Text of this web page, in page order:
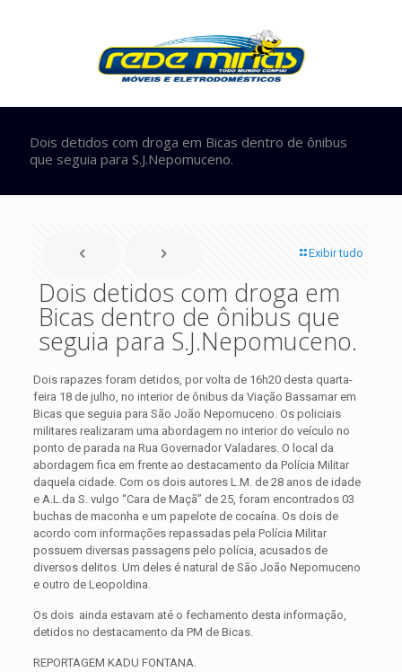
Dois detidos com droga em Bicas dentro de ônibus
que seguia para S.J.Nepomuceno.
Exibir tudo
Dois detidos com droga em
Bicas dentro de ônibus que
seguia para S.J.Nepomuceno.
Dois rapazes foram detidos, por volta de 16h20 desta quarta-
feira 18 de julho, no interior de ônibus da Viação Bassamar em
Bicas que seguia para São João Nepomuceno. Os policiais
militares realizaram uma abordagem no interior do veículo no
ponto de parada na Rua Governador Valadares. O local da
abordagem fica em frente ao destacamento da Polícia Militar
daquela cidade. Com os dois autores L.M. de 28 anos de idade
e A.L.da S. vulgo “Cara de Maçã” de 25, foram encontrados 03
buchas de maconha e um papelote de cocaína. Os dois de
acordo com informações repassadas pela Polícia Militar
possuem diversas passagens pelo polícia, acusados de
diversos delitos. Um deles é natural de São João Nepomuceno
e outro de Leopoldina.
Os dois ainda estavam até o fechamento desta informação,
detidos no destacamento da PM de Bicas.
REPORTAGEM KADU FONTANA.